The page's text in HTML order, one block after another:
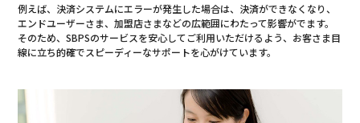
例えば、決済システムにエラーが発生した場合は、決済ができなくなり、
エンドユーザーさま、加盟店さまなどの広範囲にわたって影響がでます。
そのため、SBPSのサービスを安心してご利用いただけるよう、お客さま目
線に立ち的確でスピーディーなサポートを心がけています。